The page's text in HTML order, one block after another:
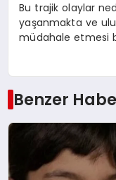
Bu trajik olaylar
yaşanmakta ve
müdahale etmesi
Benzer